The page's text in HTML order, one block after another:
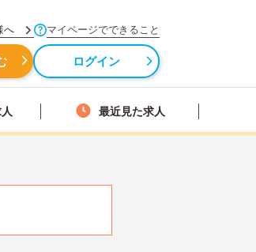
へ マイページでできること
ログイン
最近見た求人